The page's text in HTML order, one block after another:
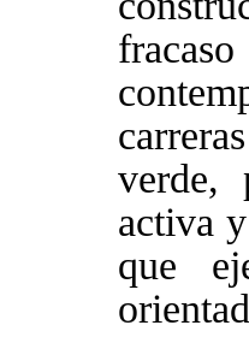
verde,
activa
que